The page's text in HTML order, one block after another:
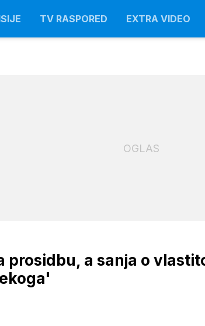
TV RASPORED EXTRA VIDEO
OGLAS
prosidbu, a sanja o